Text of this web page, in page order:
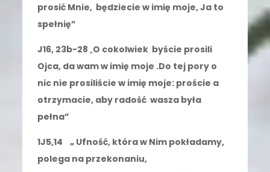
prosić Mnie, będziecie w imię moje, Ja to
spełnię”
J16, 23b-28„O cokolwiek byście prosili
Ojca, da wam w imię moje .Do tej pory o
nic nie prosiliście w imię moje: proście a
otrzymacie, aby radość wasza była
pełna”
1J5,14 „ Ufność, która w Nim pokładamy,
polega na przekonaniu,